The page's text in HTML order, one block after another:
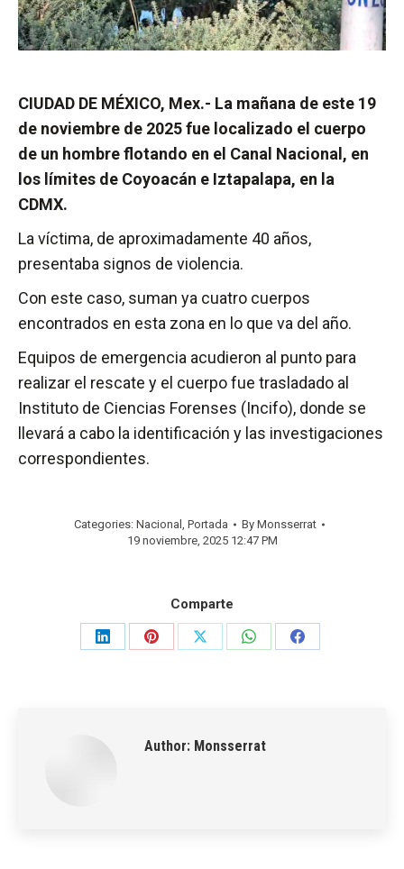
CIUDAD DE MÉXICO, Mex.- La mañana de este 19
de noviembre de 2025 fue localizado el cuerpo
de un hombre flotando en el Canal Nacional, en
los límites de Coyoacán e Iztapalapa, en la
CDMX.
La víctima, de aproximadamente 40 años,
presentaba signos de violencia.
Con este caso, suman ya cuatro cuerpos
encontrados en esta zona en lo que va del año.
Equipos de emergencia acudieron al punto para
realizar el rescate y el cuerpo fue trasladado al
Instituto de Ciencias Forenses (Incifo), donde se
llevará a cabo la identificación y las investigaciones
correspondientes.
Categories: Nacional , Portada By Monsserrat
19 noviembre, 2025 12:47 PM
Comparte
Share
Share
Share
Share
Share
Author: Monsserrat